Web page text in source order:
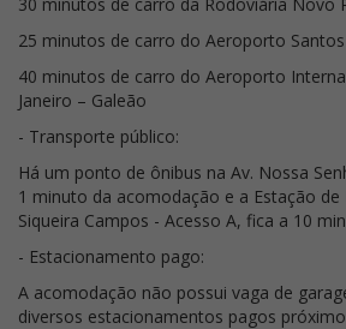
25 minutos de carro do Aeroporto
40 minutos de carro do Aeroporto
Janeiro – Galeão
- Transporte público:
Há um ponto de ônibus na Av. Nossa
1 minuto da acomodação e a Estação
Siqueira Campos - Acesso A, fica a 10
- Estacionamento pago:
A acomodação não possui vaga de
diversos estacionamentos pagos